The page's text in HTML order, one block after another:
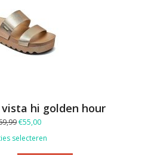
vista hi golden hour
Oorspronkelijke
was:
€55,00Huidige
is:
selecteren